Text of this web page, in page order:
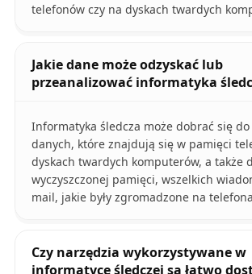
telefonów czy na dyskach twardych
Jakie dane może odzyskać lub
przeanalizować informatyka
Informatyka śledcza może dobrać się
danych, które znajdują się w pamięci
dyskach twardych komputerów, a także
wyczyszczonej pamięci, wszelkich
mail, jakie były zgromadzone na
Czy narzędzia wykorzystywane w
informatyce śledczej są łatwo